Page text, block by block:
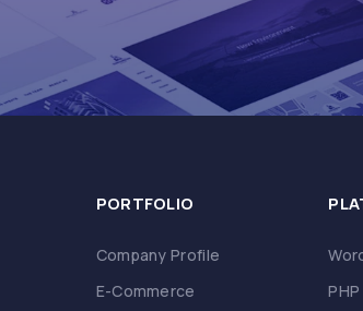
PORTFOLIO
Company Profile
E-Commerce
PHP